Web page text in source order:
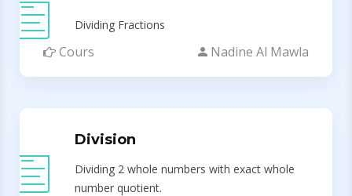
Dividing Fractions
Cours Nadine Al Mawla
Division
Dividing 2 whole numbers with exact whole
number quotient.